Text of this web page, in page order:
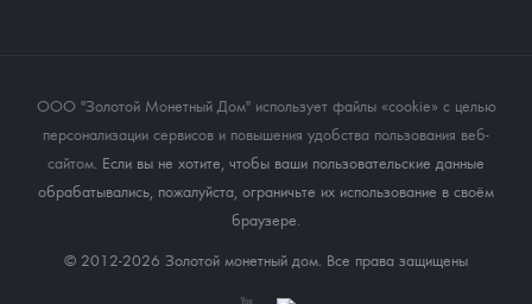
ООО "Золотой Монетный Дом" использует файлы «cookie» с целью
персонализации сервисов и повышения удобства пользования веб-
сайтом . Если вы не хотите, чтобы ваши пользовательские данные
обрабатывались, пожалуйста, ограничьте их использование в своём
браузере.
© 2012-2026 Золотой монетный дом. Все права защищены